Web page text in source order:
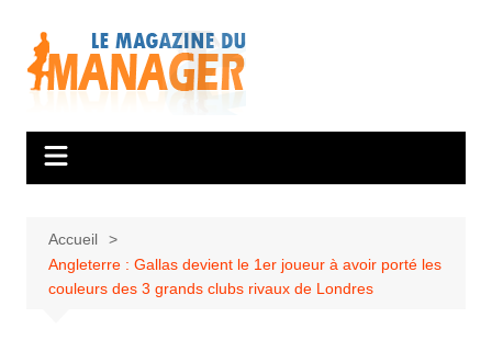
contenu
Accueil
Angleterre : Gallas devient le 1er joueur à avoir porté les
couleurs des 3 grands clubs rivaux de Londres